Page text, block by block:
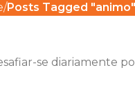
Posts Tagged "animo"
se diariamente